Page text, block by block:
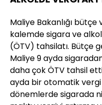
Maliye Bakanlığı
kalemde sigara ve
(ÖTV) tahsilatı. Bütçe
Maliye 9 ayda
daha çok ÖTV tahsil
ayda bir otomatik vergi
dönemlerde sigarada